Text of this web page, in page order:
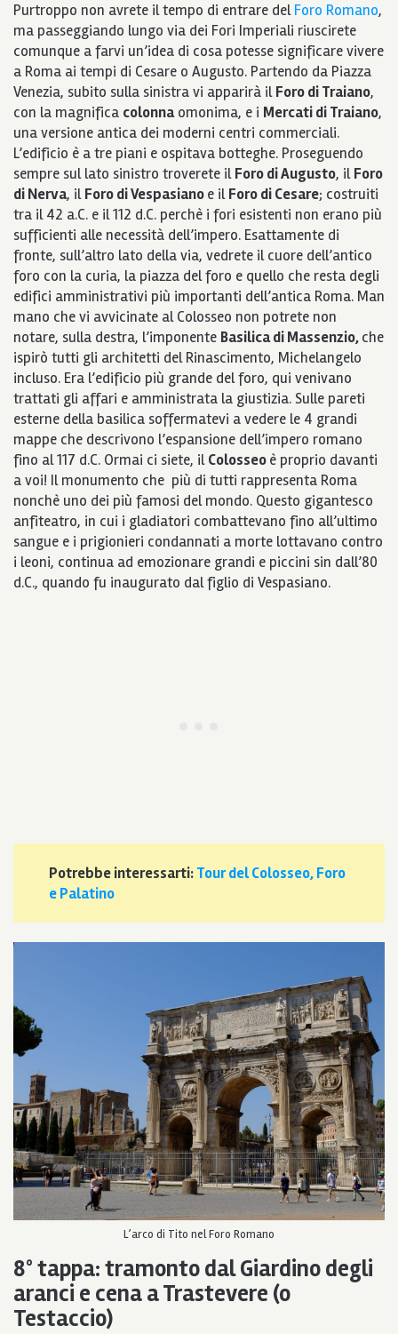
Purtroppo non avrete il tempo di entrare delForo Romano,
ma passeggiando lungo via dei Fori Imperiali riuscirete
comunque a farvi un’idea di cosa potesse significare vivere
a Roma ai tempi di Cesare o Augusto. Partendo da Piazza
Venezia, subito sulla sinistra vi apparirà ilForo di Traiano,
con la magnifica colonnaomonima, e i Mercati di Traiano,
una versione antica dei moderni centri commerciali.
L’edificio è a tre piani e ospitava botteghe. Proseguendo
sempre sul lato sinistro troverete ilForo di Augusto, ilForo
di Nerva, ilForo di Vespasianoe ilForo di Cesare; costruiti
tra il 42 a.C. e il 112 d.C. perchè i fori esistenti non erano più
sufficienti alle necessità dell’impero. Esattamente di
fronte, sull’altro lato della via, vedrete il cuore dell’antico
foro con la curia, la piazza del foro e quello che resta degli
edifici amministrativi più importanti dell’antica Roma. Man
mano che vi avvicinate al Colosseo non potrete non
notare, sulla destra, l’imponente Basilica di Massenzio,che
ispirò tutti gli architetti del Rinascimento, Michelangelo
incluso. Era l’edificio più grande del foro, qui venivano
trattati gli affari e amministrata la giustizia. Sulle pareti
esterne della basilica soffermatevi a vedere le 4 grandi
mappe che descrivono l’espansione dell’impero romano
fino al 117 d.C. Ormai ci siete, ilColosseoè proprio davanti
a voi! Il monumento che più di tutti rappresenta Roma
nonchè uno dei più famosi del mondo. Questo gigantesco
anfiteatro, in cui i gladiatori combattevano fino all’ultimo
sangue e i prigionieri condannati a morte lottavano contro
i leoni, continua ad emozionare grandi e piccini sin dall’80
d.C., quando fu inaugurato dal figlio di Vespasiano.
Potrebbe interessarti:Tour del Colosseo, Foro
e Palatino
L’arco di Tito nel Foro Romano
8° tappa:tramonto dal Giardino degli
aranci e cena a Trastevere (o
Testaccio)